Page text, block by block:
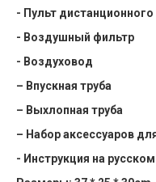
- Пульт дистанционного
- Воздушный фильтр
- Воздуховод
– Впускная труба
– Выхлопная труба
– Набор аксессуаров
- Инструкция на